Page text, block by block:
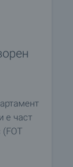
е част